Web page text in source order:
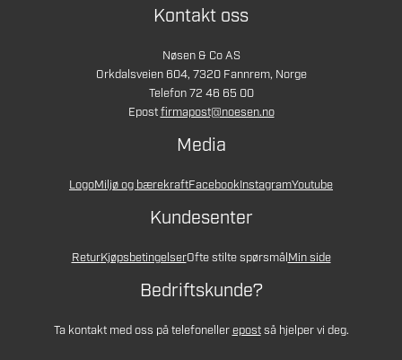
Kontakt oss
Nøsen & Co AS
Orkdalsveien 604, 7320 Fannrem, Norge
Telefon 72 46 65 00
Epostfirmapost@noesen.no
Media
LogoMiljø og bærekraftFacebookInstagramYoutube
Kundesenter
ReturKjøpsbetingelserOfte stilte spørsmålMin side
Bedriftskunde?
Ta kontakt med oss på telefonellerepostså hjelper vi deg.